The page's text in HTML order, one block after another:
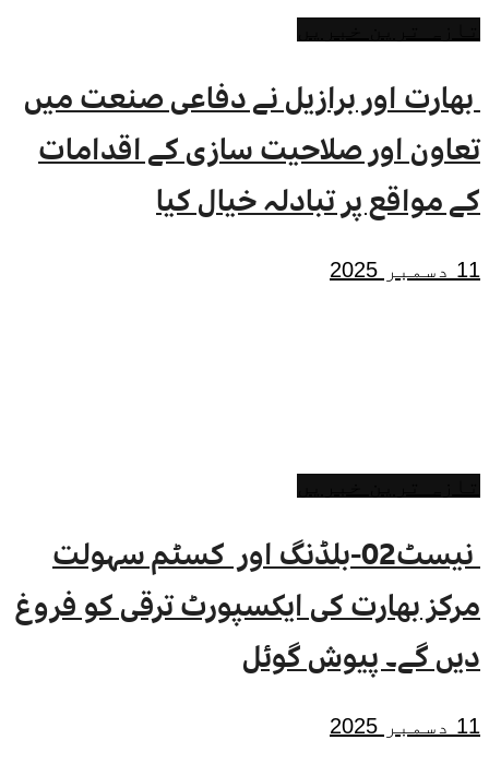
بھارت اور برازیل نے دفاعی صنعت میں
تعاون اور صلاحیت سازی کے اقدامات
کے مواقع پر تبادلہ خیال کیا
11 دسمبر 2025
نیسٹ02-بلڈنگ اور کسٹم سہولت
مرکز بھارت کی ایکسپورٹ ترقی کو فروغ
دیں گے۔ پیوش گوئل
11 دسمبر 2025